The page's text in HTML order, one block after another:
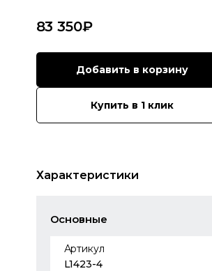
83 350₽
Добавить в корзину
Купить в 1 клик
Характеристики
Основные
Артикул
L1423-4